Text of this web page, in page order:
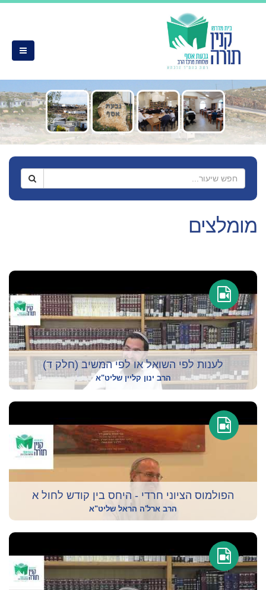
מומלצים
לענות לפי השואל או לפי המשיב (חלק ד)
הרב ינון קליין שליט"א
הפולמוס הציוני חרדי - היחס בין קודש לחול א
הרב ארל'ה הראל שליט"א